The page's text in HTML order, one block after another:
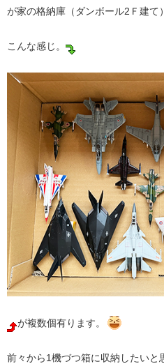
が家の格納庫（ダンボール2Ｆ建て
こんな感じ。
が複数個有ります。
前々から1機づつ箱に収納したい